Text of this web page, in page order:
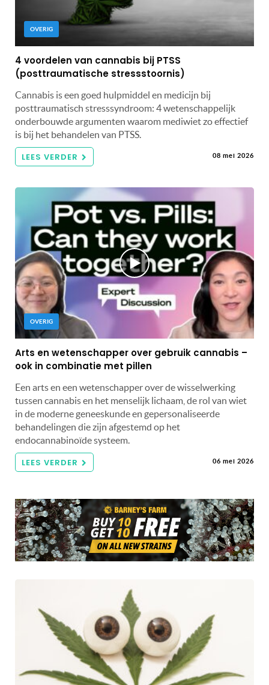
OVERIG
4 voordelen van cannabis bij PTSS
(posttraumatische stressstoornis)
Cannabis is een goed hulpmiddel en medicijn bij
posttraumatisch stresssyndroom: 4 wetenschappelijk
onderbouwde argumenten waarom mediwiet zo effectief
is bij het behandelen van PTSS.
LEES VERDER 08 mei 2026
OVERIG
Arts en wetenschapper over gebruik cannabis –
ook in combinatie met pillen
Een arts en een wetenschapper over de wisselwerking
tussen cannabis en het menselijk lichaam, de rol van wiet
in de moderne geneeskunde en gepersonaliseerde
behandelingen die zijn afgestemd op het
endocannabinoïde systeem.
LEES VERDER 06 mei 2026